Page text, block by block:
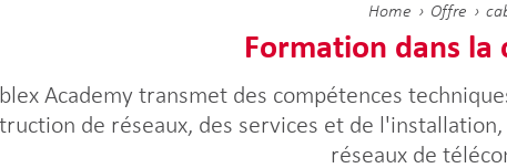
Home Offre
Formation dans la
Academy transmet des compétences
de réseaux, des services et de
réseaux de